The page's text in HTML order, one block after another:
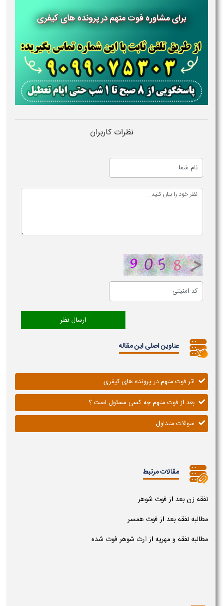
برای مشاوره فوت متهم در پرونده های کیفری
نظرات کاربران
عناوین اصلی این مقاله
اثر فوت متهم در پرونده های کیفری
بعد از فوت متهم چه کسی مسئول است ؟
سوالات متداول
مقالات مرتبط
نفقه زن بعد از فوت شوهر
مطالبه نفقه بعد از فوت همسر
مطالبه نفقه و مهریه از ارث شوهر فوت شده